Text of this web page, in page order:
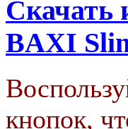
Скачать
BAXI
кнопок,